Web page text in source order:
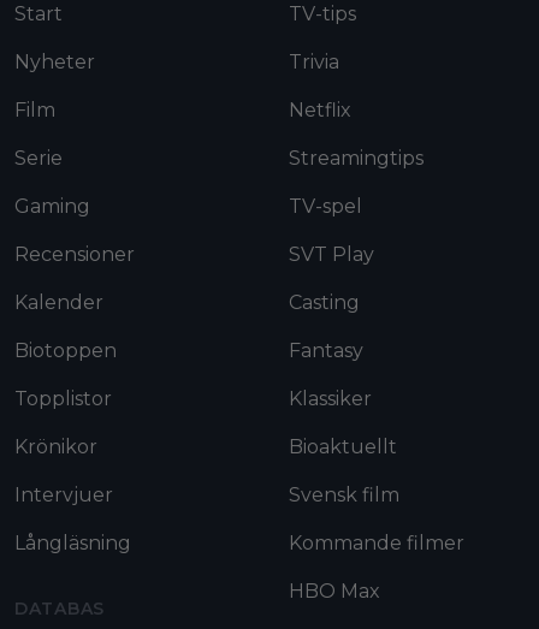
Start
Nyheter
Film
Serie
Gaming
Recensioner
Kalender
Biotoppen
Topplistor
Krönikor
Intervjuer
Långläsning
DATABAS
TV-tips
Trivia
Netflix
Streamingtips
TV-spel
SVT Play
Casting
Fantasy
Klassiker
Bioaktuellt
Svensk film
Kommande filmer
HBO Max